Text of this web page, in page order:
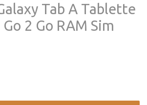
Tab A Tablette
2 Go RAM Sim